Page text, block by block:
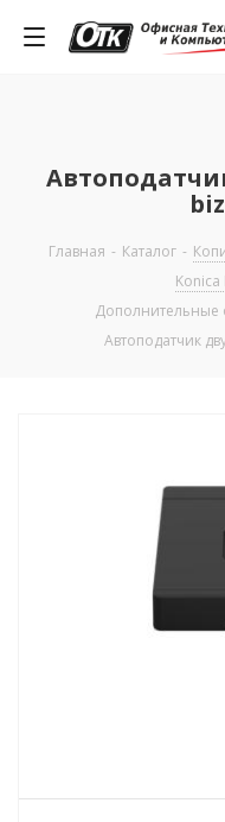
Главная - Каталог -
Дополнительные
Автоподатчик